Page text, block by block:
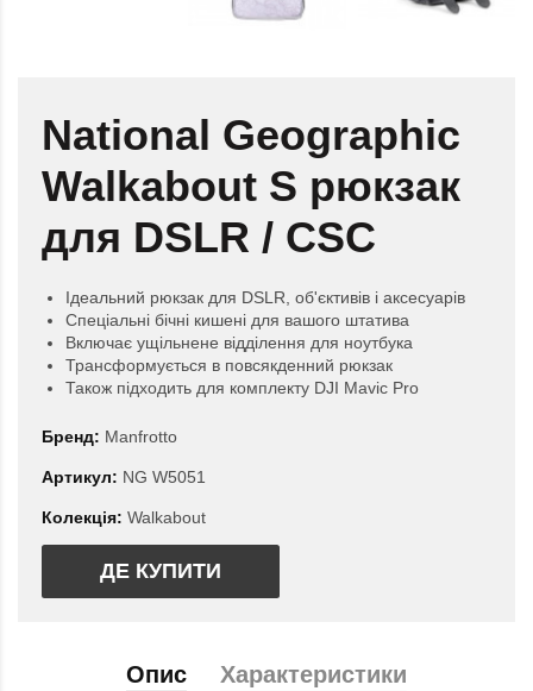
National Geographic
Walkabout S рюкзак
для DSLR / CSC
Ідеальний рюкзак для DSLR, об'єктивів і аксесуарів
Спеціальні бічні кишені для вашого штатива
Включає ущільнене відділення для ноутбука
Трансформується в повсякденний рюкзак
Також підходить для комплекту DJI Mavic Pro
Бренд: Manfrotto
Артикул: NG W5051
Колекція: Walkabout
ДЕ КУПИТИ
Опис Характеристики